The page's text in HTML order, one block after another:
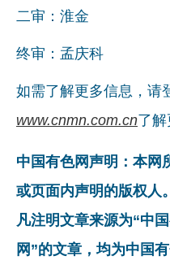
二审：淮金
终审：孟庆科
如需了解更多信息，请
www.cnmn.com.cn了解
中国有色网声明：本网
或页面内声明的版权人。
凡注明文章来源为“中
网”的文章，均为中国